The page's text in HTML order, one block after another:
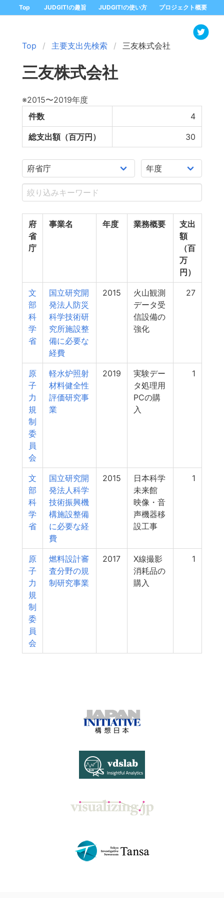
Top JUDGIT!の趣旨 JUDGIT!の使い方 プロジェクト概要
Top 主要支出先検索 三友株式会社
三友株式会社
※2015〜2019年度
件数
4
総支出額（百万円） 30
府
省
庁
事業名 年度 業務概要
支出
額
（百
万
円）
文
部
科
学
省
国立研究開
発法人防災
科学技術研
究所施設整
備に必要な
経費
2015
火山観測
データ受
信設備の
強化
27
原
子
力
規
制
委
員
会
軽水炉照射
材料健全性
評価研究事
業
2019
実験デー
タ処理用
PCの購
入
1
文
部
科
学
省
国立研究開
発法人科学
技術振興機
構施設整備
に必要な経
費
2015
日本科学
未来館
映像・音
声機器移
設工事
1
原
子
力
規
制
委
員
会
燃料設計審
査分野の規
制研究事業
2017
X線撮影
消耗品の
購入
1